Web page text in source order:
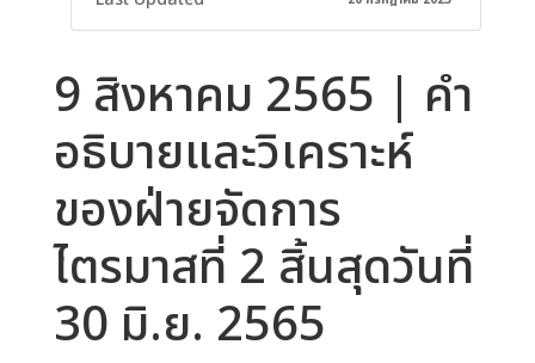
9 สิงหาคม 2565 | คำ
อธิบายและวิเคราะห์
ของฝ่ายจัดการ
ไตรมาสที่ 2 สิ้นสุดวันที่
30 มิ.ย. 2565